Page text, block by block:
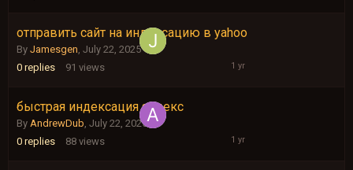
отправить сайт на индексацию в yahoo
By Jamesgen, July 22, 2025
0 replies 91 views
July
быстрая индексация яндекс
By AndrewDub, July 22, 2025
0 replies 88 views
July